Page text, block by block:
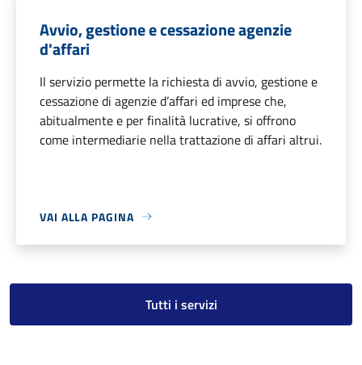
Avvio, gestione e cessazione agenzie
d'affari
Il servizio permette la richiesta di avvio, gestione e
cessazione di agenzie d’affari ed imprese che,
abitualmente e per finalità lucrative, si offrono
come intermediarie nella trattazione di affari altrui.
VAI ALLA PAGINA
Tutti i servizi